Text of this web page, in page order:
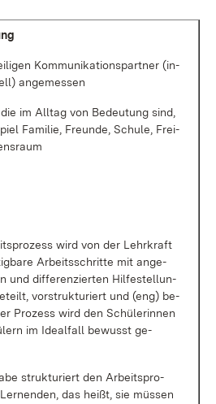
Kom­mu­ni­ka­ti­ons­part­ner (in­
an­ge­mes­sen
im All­tag von Be­deu­tung sind,
Fa­mi­lie, Freun­de, Schu­le, Frei­
wird von der Lehr­kraft
Ar­beits­schrit­te mit an­ge­
und dif­fe­ren­zier­ten Hil­fe­stel­lun­
vor­struk­tu­riert und (eng) be­
Pro­zess wird den Schü­le­rin­nen
im Ide­al­fall be­wusst ge­
struk­tu­riert den Ar­beits­pro­
das heißt, sie müs­sen